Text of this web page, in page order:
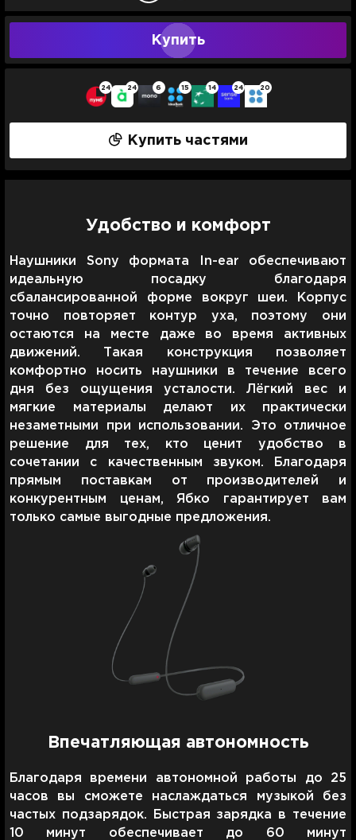
Купить
Купить частями
24 24 6 15 14 24 20
Удобство и комфорт
Наушники Sony формата In-ear обеспечивают
идеальную посадку благодаря
сбалансированной форме вокруг шеи. Корпус
точно повторяет контур уха, поэтому они
остаются на месте даже во время активных
движений. Такая конструкция позволяет
комфортно носить наушники в течение всего
дня без ощущения усталости. Лёгкий вес и
мягкие материалы делают их практически
незаметными при использовании. Это отличное
решение для тех, кто ценит удобство в
сочетании с качественным звуком. Благодаря
прямым поставкам от производителей и
конкурентным ценам, Ябко гарантирует вам
только самые выгодные предложения.
Впечатляющая автономность
Благодаря времени автономной работы до 25
часов вы сможете наслаждаться музыкой без
частых подзарядок. Быстрая зарядка в течение
10 минут обеспечивает до 60 минут